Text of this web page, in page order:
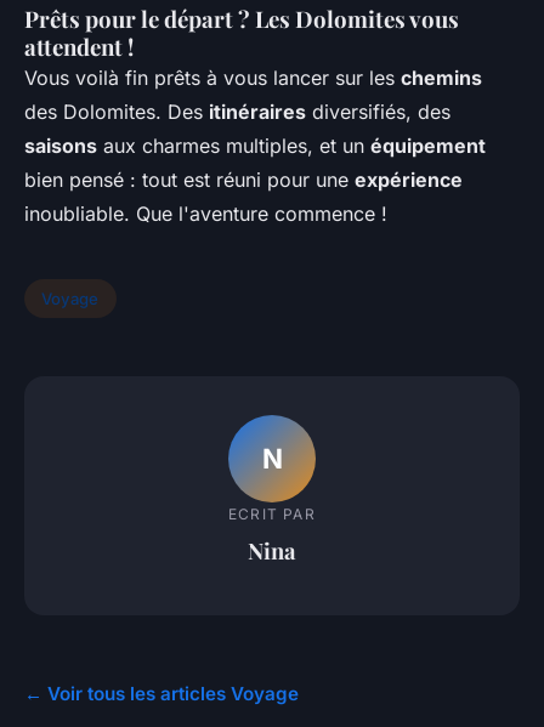
Prêts pour le départ ? Les Dolomites vous
attendent !
Vous voilà fin prêts à vous lancer sur les chemins
des Dolomites. Des itinéraires diversifiés, des
saisons aux charmes multiples, et un équipement
bien pensé : tout est réuni pour une expérience
inoubliable. Que l'aventure commence !
Voyage
N
ECRIT PAR
Nina
← Voir tous les articles Voyage